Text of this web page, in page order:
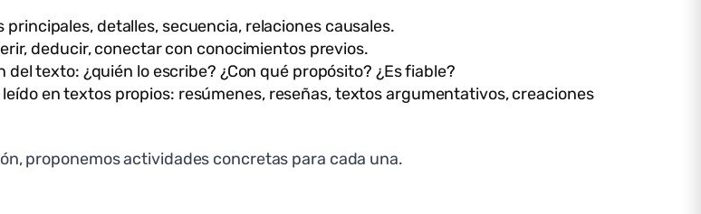
detalles, secuencia, relaciones causales.
deducir, conectar con conocimientos previos.
texto: ¿quién lo escribe? ¿Con qué propósito? ¿Es fiable?
en textos propios: resúmenes, reseñas, textos argumentativos, creaciones
proponemos actividades concretas para cada una.